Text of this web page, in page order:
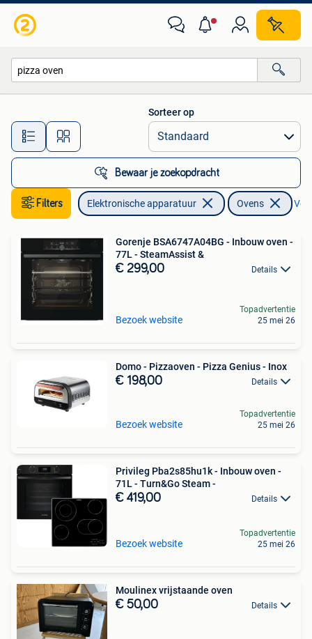
Alle afstanden…
Sorteer op
Bewaar je zoekopdracht
Filters Elektronische apparatuur Ovens
Gorenje BSA6747A04BG - Inbouw oven -
77L - SteamAssist &
€ 299,00 Details
Bezoek website
Topadvertentie
25 mei 26
Domo - Pizzaoven - Pizza Genius - Inox
€ 198,00 Details
Bezoek website
Topadvertentie
25 mei 26
Privileg Pba2s85hu1k - Inbouw oven -
71L - Turn&Go Steam -
€ 419,00 Details
Bezoek website
Topadvertentie
25 mei 26
Moulinex vrijstaande oven
€ 50,00 Details